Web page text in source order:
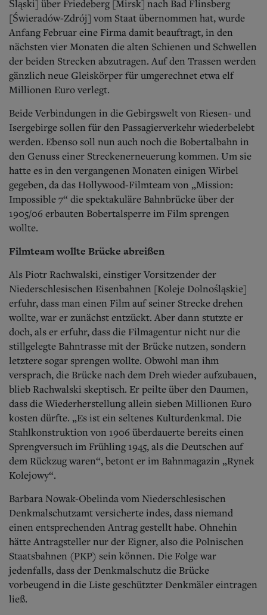
Śląski] über Friedeberg [Mirsk] nach Bad Flinsberg
[Świeradów-Zdrój] vom Staat übernommen hat, wurde
Anfang Februar eine Firma damit beauftragt, in den
nächsten vier Monaten die alten Schienen und Schwellen
der beiden Strecken abzutragen. Auf den Trassen werden
gänzlich neue Gleiskörper für umgerechnet etwa elf
Millionen Euro verlegt.
Beide Verbindungen in die Gebirgswelt von Riesen- und
Isergebirge sollen für den Passagierverkehr wiederbelebt
werden. Ebenso soll nun auch noch die Bobertalbahn in
den Genuss einer Streckenerneuerung kommen. Um sie
hatte es in den vergangenen Monaten einigen Wirbel
gegeben, da das Hollywood-Filmteam von „Mission:
Impossible 7“ die spektakuläre Bahnbrücke über der
1905/06 erbauten Bobertalsperre im Film sprengen
wollte.
Filmteam wollte Brücke abreißen
Als Piotr Rachwalski, einstiger Vorsitzender der
Niederschlesischen Eisenbahnen [Koleje Dolnośląskie]
erfuhr, dass man einen Film auf seiner Strecke drehen
wollte, war er zunächst entzückt. Aber dann stutzte er
doch, als er erfuhr, dass die Filmagentur nicht nur die
stillgelegte Bahntrasse mit der Brücke nutzen, sondern
letztere sogar sprengen wollte. Obwohl man ihm
versprach, die Brücke nach dem Dreh wieder aufzubauen,
blieb Rachwalski skeptisch. Er peilte über den Daumen,
dass die Wiederherstellung allein sieben Millionen Euro
kosten dürfte. „Es ist ein seltenes Kulturdenkmal. Die
Stahlkonstruktion von 1906 überdauerte bereits einen
Sprengversuch im Frühling 1945, als die Deutschen auf
dem Rückzug waren“, betont er im Bahnmagazin „Rynek
Kolejowy“.
Barbara Nowak-Obelinda vom Niederschlesischen
Denkmalschutzamt versicherte indes, dass niemand
einen entsprechenden Antrag gestellt habe. Ohnehin
hätte Antragsteller nur der Eigner, also die Polnischen
Staatsbahnen (PKP) sein können. Die Folge war
jedenfalls, dass der Denkmalschutz die Brücke
vorbeugend in die Liste geschützter Denkmäler eintragen
ließ.